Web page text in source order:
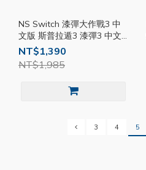
NS Switch 漆彈大作戰3 中
文版 斯普拉遁3 漆彈3 中文
版 漆彈3 NS遊戲片 漆彈大作
戰 SW099
NT$1,390
NT$1,985
3 4 5